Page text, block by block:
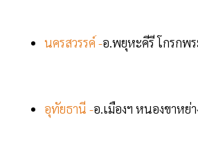
นครสวรรค์ -อ.พยุหะคีรี โกรกพ
อุทัยธานี -อ.เมืองฯ หนองขาหย่า